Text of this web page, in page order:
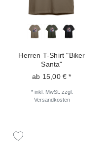
Herren T-Shirt "Biker
Santa"
ab 15,00 € *
* inkl. MwSt. zzgl.
Versandkosten